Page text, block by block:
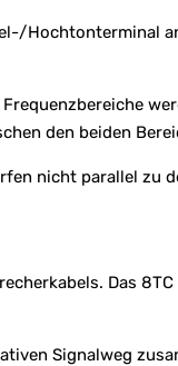
Hochtonterminal
den beiden
nicht parallel zu
Das
Signalweg